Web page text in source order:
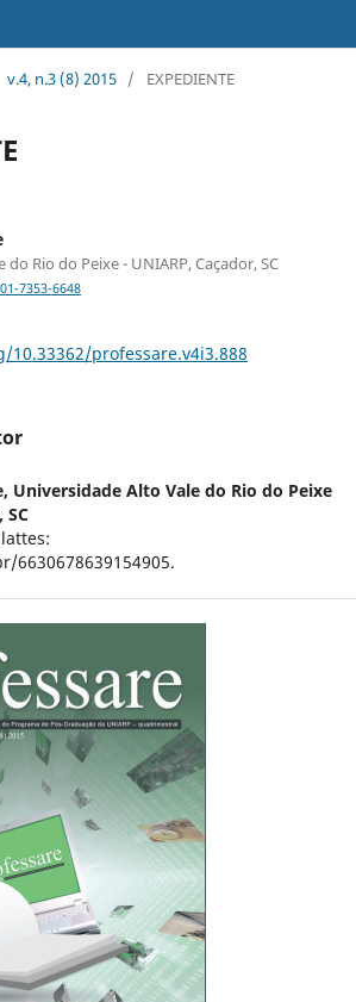
v.4, n.3 (8) 2015 / EXPEDIENTE
Rio do Peixe - UNIARP, Caçador, SC
7353-6648
professare.v4i3.888
Universidade Alto Vale do Rio do Peixe
SC